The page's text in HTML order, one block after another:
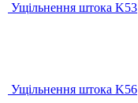
Ущільнення штока K53
Ущільнення штока K56